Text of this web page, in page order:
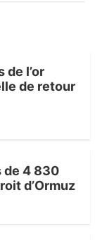
de l’or
de retour
de 4 830
d’Ormuz